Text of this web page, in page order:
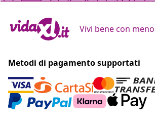
Vivi bene con meno
Metodi di pagamento supportati